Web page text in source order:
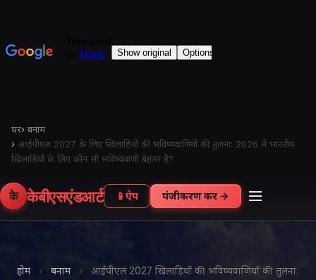
घर› बनाम
› आईपीएल 2027 के लिए खिलाड़ियों की भविष्यवाणियों की तुलना: 2026 में भारतीय
खिलाड़ियों के लिए कौन सी भविष्यवाणी बेहतर है?
के केबीएसएंडआर्ट 📱 ऐप पंजीकरण करें →
होम › बनाम ›
आईपीएल 2027 खिलाड़ियों की भविष्यवाणियों की तुलना: